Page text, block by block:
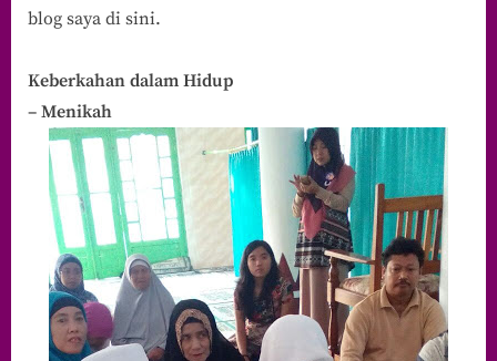
blog saya di sini.
Keberkahan dalam Hidup
– Menikah